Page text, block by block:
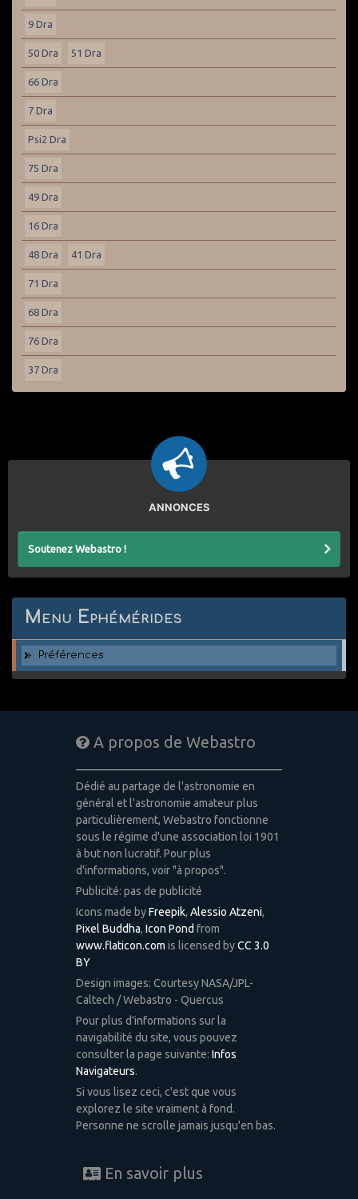
9 Dra
50 Dra 51 Dra
66 Dra
7 Dra
Psi2 Dra
75 Dra
49 Dra
16 Dra
48 Dra 41 Dra
71 Dra
68 Dra
76 Dra
37 Dra
ANNONCES
Soutenez Webastro !
Menu Ephémérides
Préférences
A propos de Webastro
Dédié au partage de l'astronomie en
général et l'astronomie amateur plus
particulièrement, Webastro fonctionne
sous le régime d'une association loi 1901
à but non lucratif. Pour plus
d'informations, voir "à propos".
Publicité: pas de publicité
Icons made byFreepik, Alessio Atzeni,
Pixel Buddha, Icon Pond from
www.flaticon.com is licensed byCC 3.0
BY
Design images: Courtesy NASA/JPL-
Caltech / Webastro - Quercus
Pour plus d'informations sur la
navigabilité du site, vous pouvez
consulter la page suivante: Infos
Navigateurs.
Si vous lisez ceci, c'est que vous
explorez le site vraiment à fond.
Personne ne scrolle jamais jusqu'en bas.
En savoir plus